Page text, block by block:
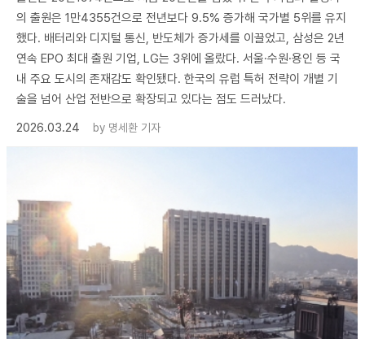
의 출원은 1만4355건으로 전년보다 9.5% 증가해 국가별 5위를 유지
했다. 배터리와 디지털 통신, 반도체가 증가세를 이끌었고, 삼성은 2년
연속 EPO 최대 출원 기업, LG는 3위에 올랐다. 서울·수원·용인 등 국
내 주요 도시의 존재감도 확인됐다. 한국의 유럽 특허 전략이 개별 기
술을 넘어 산업 전반으로 확장되고 있다는 점도 드러났다.
2026.03.24
by 명세환 기자